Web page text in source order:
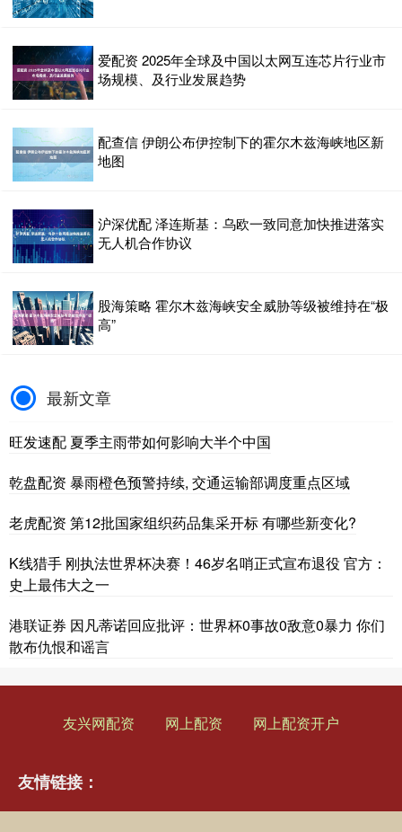
爱配资 2025年全球及中国以太网互连芯片行业市
场规模、及行业发展趋势
配查信 伊朗公布伊控制下的霍尔木兹海峡地区新
地图
沪深优配 泽连斯基：乌欧一致同意加快推进落实
无人机合作协议
股海策略 霍尔木兹海峡安全威胁等级被维持在“极
高”
最新文章
旺发速配 夏季主雨带如何影响大半个中国
乾盘配资 暴雨橙色预警持续, 交通运输部调度重点区域
老虎配资 第12批国家组织药品集采开标 有哪些新变化?
K线猎手 刚执法世界杯决赛！46岁名哨正式宣布退役 官方：
史上最伟大之一
港联证券 因凡蒂诺回应批评：世界杯0事故0敌意0暴力 你们
散布仇恨和谣言
友兴网配资 网上配资 网上配资开户
友情链接：